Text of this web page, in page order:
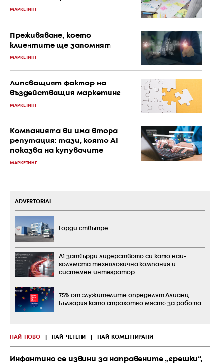
МАРКЕТИНГ
Преживяване, което
клиентите ще запомнят
МАРКЕТИНГ
Липсващият фактор на
въздействащия маркетинг
МАРКЕТИНГ
Компанията ви има втора
репутация: тази, която AI
показва на купувачите
МАРКЕТИНГ
НАЙ-НОВО НАЙ-ЧЕТЕНИ НАЙ-КОМЕНТИРАНИ
Инфантино се извини за направените „грешки“,
ADVERTORIAL
Горди отвътре
А1 затвърди лидерството си като най-
голямата технологична компания и
системен интегратор
75% от служителите определят Алианц
България като страхотно място за работа